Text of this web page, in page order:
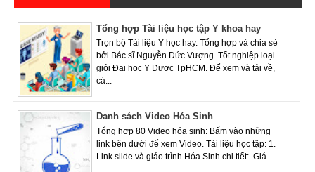
Tổng hợp Tài liệu học tập Y khoa hay
Trọn bộ Tài liệu Y học hay. Tổng hợp và chia sẻ
bởi Bác sĩ Nguyễn Đức Vượng. Tốt nghiệp loại
giỏi Đại học Y Dược TpHCM. Để xem và tải về,
cá...
Danh sách Video Hóa Sinh
Tổng hợp 80 Video hóa sinh: Bấm vào những
link bên dưới để xem Video. Tài liệu học tập: 1.
Link slide và giáo trình Hóa Sinh chi tiết: Giá...